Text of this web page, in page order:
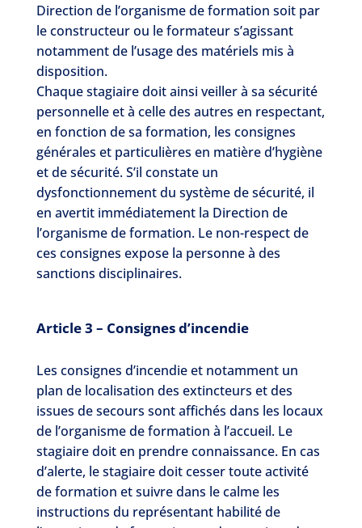
Direction de l’organisme de formation soit par
le constructeur ou le formateur s’agissant
notamment de l’usage des matériels mis à
disposition.
Chaque stagiaire doit ainsi veiller à sa sécurité
personnelle et à celle des autres en respectant,
en fonction de sa formation, les consignes
générales et particulières en matière d’hygiène
et de sécurité. S’il constate un
dysfonctionnement du système de sécurité, il
en avertit immédiatement la Direction de
l’organisme de formation. Le non-respect de
ces consignes expose la personne à des
sanctions disciplinaires.
Article 3 – Consignes d’incendie
Les consignes d’incendie et notamment un
plan de localisation des extincteurs et des
issues de secours sont affichés dans les locaux
de l’organisme de formation à l’accueil. Le
stagiaire doit en prendre connaissance. En cas
d’alerte, le stagiaire doit cesser toute activité
de formation et suivre dans le calme les
instructions du représentant habilité de